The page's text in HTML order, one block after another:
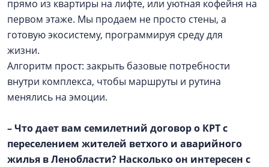
прямо из квартиры на лифте, или уютная кофейня на
первом этаже. Мы продаем не просто стены, а
готовую экосистему, программируя среду для
жизни.
Алгоритм прост: закрыть базовые потребности
внутри комплекса, чтобы маршруты и рутина
менялись на эмоции.
– Что дает вам семилетний договор о КРТ с
переселением жителей ветхого и аварийного
жилья в Ленобласти? Насколько он интересен с